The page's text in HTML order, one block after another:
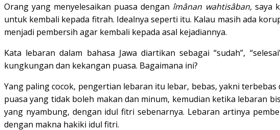
Orang yang menyelesaikan puasa dengan îmânan wahtisâban, saya
untuk kembali kepada fitrah. Idealnya seperti itu. Kalau masih ada
menjadi pembersih agar kembali kepada asal kejadiannya.
Kata lebaran dalam bahasa Jawa diartikan sebagai “sudah”,
kungkungan dan kekangan puasa. Bagaimana ini?
Yang paling cocok, pengertian lebaran itu lebar, bebas, yakni
puasa yang tidak boleh makan dan minum, kemudian ketika lebaran
yang nyambung, dengan idul fitri sebenarnya. Lebaran artinya
dengan makna hakiki idul fitri.